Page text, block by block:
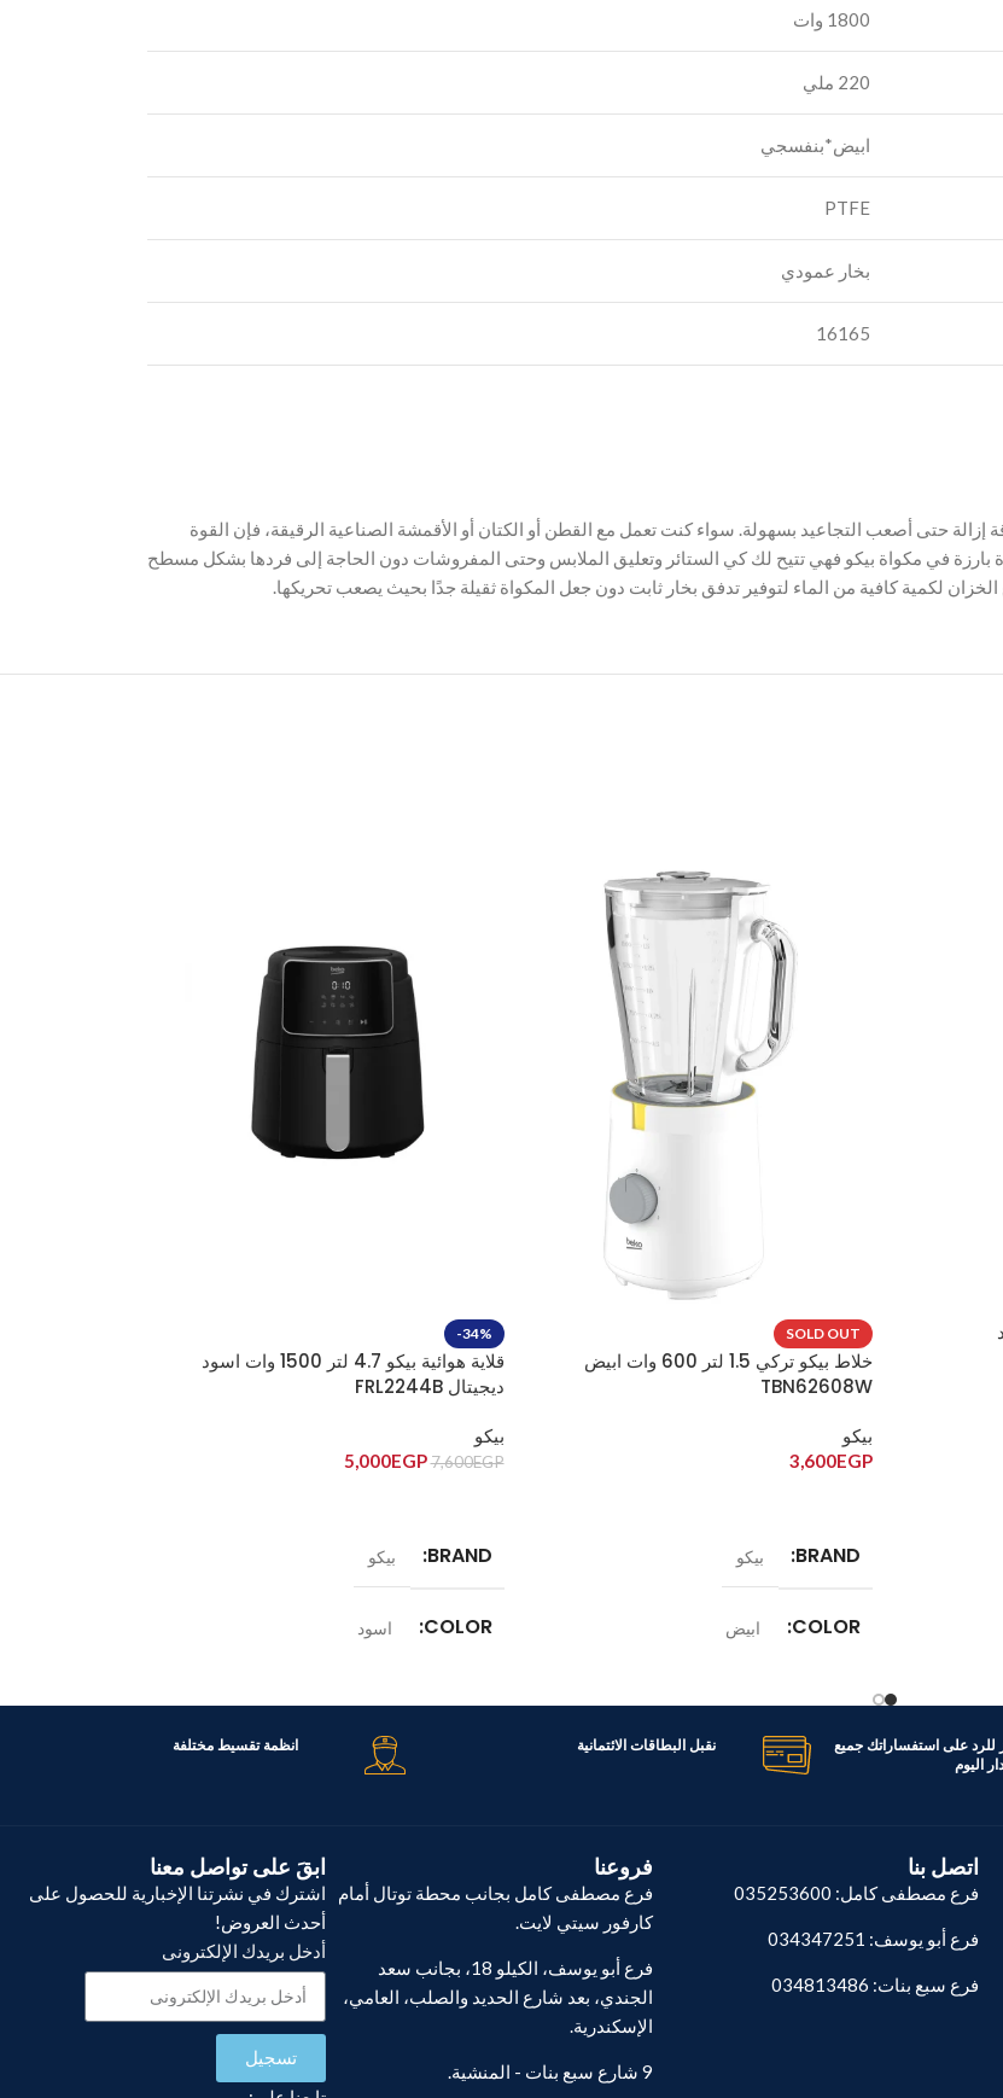
1800 وات
220 ملي
ابيض*بنفسجي
PTFE
بخار عمودي
16165
حتى أصعب التجاعيد بسهولة. سواء كنت تعمل مع القطن أو الكتان أو الأقمشة الصناعية الرقيقة، فإن القوة
بارزة في مكواة بيكو فهي تتيح لك كي الستائر وتعليق الملابس وحتى المفروشات دون الحاجة إلى فردها بشكل مسطح
SOLD OUT
خلاط بيكو تركي 1.5 لتر 600 وات ابيض
TBN62608W
بيكو
3,600EGP
BRAND بيكو
COLOR ابيض
القدرة الكهربائية
-34%
قلاية هوائية بيكو 4.7 لتر 1500 وات اسود
ديجيتال FRL2244B
بيكو
7,600EGP
5,000EGP
BRAND بيكو
COLOR اسود
القدرة الكهربائية
للرد على استفساراتك جميع
اليوم
نقبل البطاقات الائتمانية انظمة تقسيط مختلفة
اتصل بنا
فرع مصطفى كامل: 035253600
فرع أبو يوسف: 034347251
فرع سبع بنات: 034813486
فروعنا
فرع مصطفى كامل بجانب محطة توتال أمام
كارفور سيتي لايت.
فرع أبو يوسف، الكيلو 18، بجانب سعد
الجندي، بعد شارع الحديد والصلب، العامي،
الإسكندرية.
9 شارع سبع بنات - المنشية.
ابقَ على تواصل معنا
اشترك في نشرتنا الإخبارية للحصول على
أحدث العروض!
أدخل بريدك الإلكترونى
تسجيل